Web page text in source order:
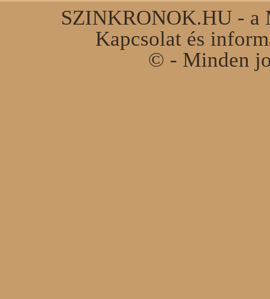
SZINKRONOK.HU - a
Kapcsolat és
© - Minden